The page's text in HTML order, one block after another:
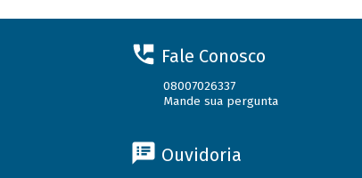
Fale Conosco
08007026337
Mande sua pergunta
Ouvidoria